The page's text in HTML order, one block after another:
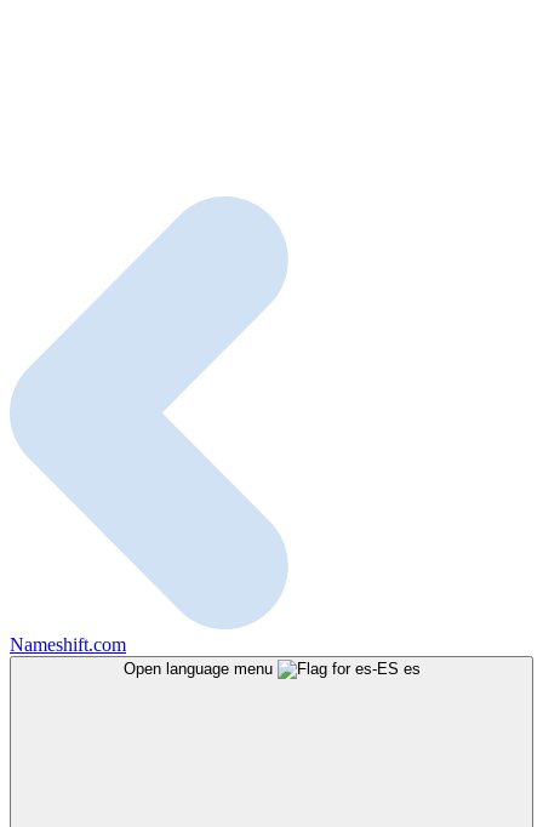
Nameshift.com
Open language menu es